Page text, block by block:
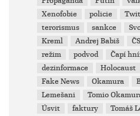
Xenofobie
policie
terorismus
sankce
Kreml
Andrej Babiš
režim
podvod Čapí
dezinformace
Holocaust
Fake News
Okamura
Lemešani
Tomio
Úsvit
faktury Tomáš